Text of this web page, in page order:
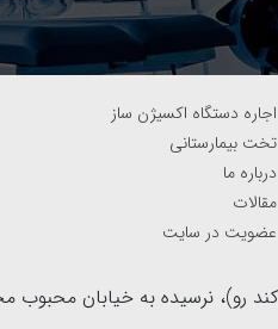
اجاره دستگاه اکسیژن ساز
تخت بیمارستانی
درباره ما
مقالات
عضویت در سایت